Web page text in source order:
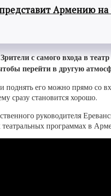
Армению на
Зрители с самого входа в
перейти в другую
поднять его можно прямо
сразу становится хорошо.
руководителя
театральных программах в